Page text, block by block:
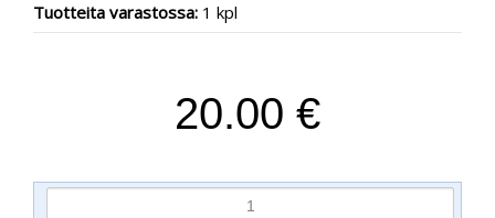
Tuotteita varastossa: 1 kpl
20.00 €